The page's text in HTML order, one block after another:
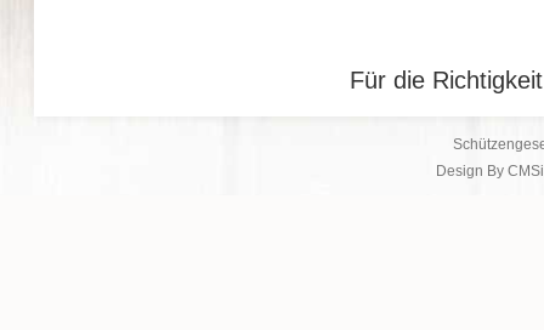
Für die
Design By